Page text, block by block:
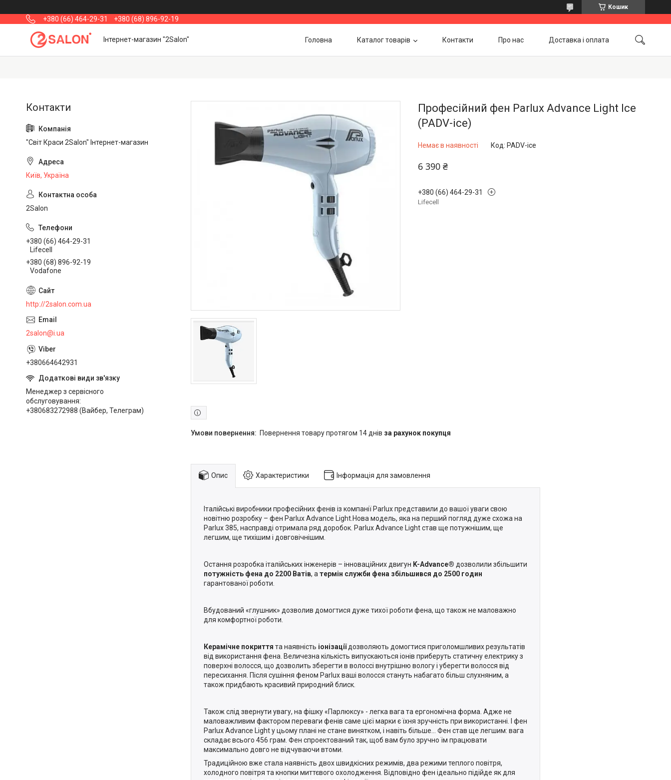
Кошик
+380 (66) 464-29-31 +380 (68) 896-92-19
Інтернет-магазин "2Salon" Головна Каталог товарів Контакти Про нас Доставка і оплата
Професійний фен Parlux Advance Light Ice
(PADV-ice)
Немає в наявності Код: PADV-ice
6 390 ₴
+380 (66) 464-29-31
Lifecell
повернення товару протягом 14 днів за рахунок покупця
Опис Характеристики Інформація для замовлення
Італійські виробники професійних фенів із компанії Parlux представили до вашої уваги свою
новітню розробку – фен Parlux Advance Light.Нова модель, яка на перший погляд дуже схожа на
Parlux 385, насправді отримала ряд доробок. Parlux Advance Light став ще потужнішим, ще
легшим, ще тихішим і довговічнішим.
Остання розробка італійських інженерів – інноваційних двигун K-Advance® дозволили збільшити
потужність фена до 2200 Ватів, а термін служби фена збільшився до 2500 годин
гарантованої роботи.
Вбудований «глушник» дозволив домогтися дуже тихої роботи фена, що також не маловажно
для комфортної роботи.
Керамічне покриття та наявність іонізаціїдозволяють домогтися приголомшливих результатів
від використання фена. Величезна кількість випускаються іонів приберуть статичну електрику з
поверхні волосся, що дозволить зберегти в волоссі внутрішню вологу і уберегти волосся від
пересихання. Після сушіння феном Parluxваші волосся стануть набагато більш слухняним, а
також придбають красивий природний блиск.
Також слід звернути увагу, на фішку «Парлюксу» - легка вага та ергономічна форма. Адже не
маловажливим фактором переваги фенів саме цієї марки є їхня зручність при використанні. І фен
Parlux Advance Light у цьому плані не стане винятком, і навіть більше… Фен став ще легшим: вага
складає всього 456 грам. Фен спроектований так, щоб вам було зручно їм працювати
максимально довго не відчуваючи втоми.
Традиційною вже стала наявність двох швидкісних режимів, два режими теплого повітря,
холодного повітря та кнопки миттєвого охолодження. Відповідно фен ідеально підійде як для
"Світ Краси 2Salon" Інтернет-магазин
Київ, Україна
2Salon
+380 (66) 464-29-31
Lifecell
+380 (68) 896-92-19
Vodafone
http://2salon.com.ua
2salon@i.ua
+380664642931
Менеджер з сервісного
обслуговування
+380683272988 (Вайбер, Телеграм)